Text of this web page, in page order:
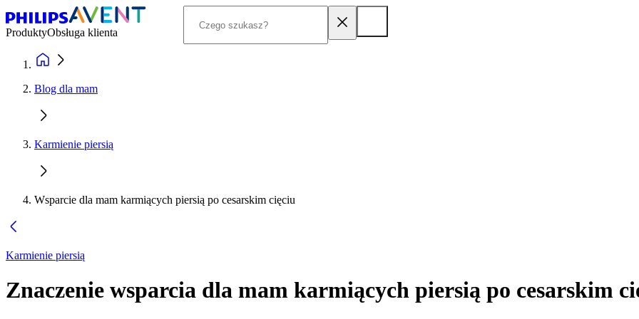
ProduktyObsługa klienta
Blog dla mam
Karmienie piersią
Wsparcie dla mam karmiących piersią po cesarskim cięciu
Karmienie piersią
Znaczenie wsparcia dla mam karmiących piersią po cesarskim